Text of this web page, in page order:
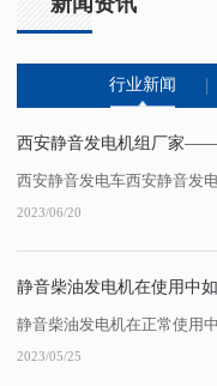
行业新闻
2023/06/20
静音柴油发电机在使用中
2023/05/25